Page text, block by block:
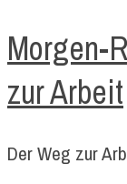
Morgen-
zur Arbeit
Der Weg zur